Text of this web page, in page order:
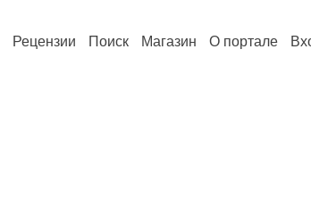
Рецензии Поиск Магазин О портале